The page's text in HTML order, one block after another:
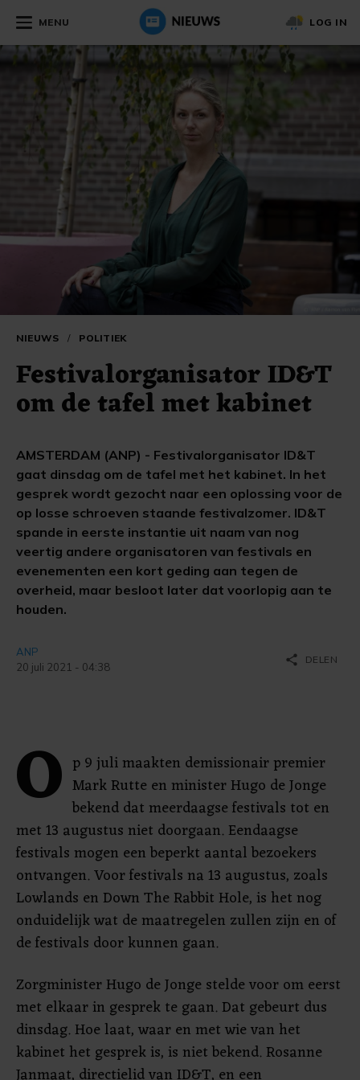
MENU LOG IN
NIEUWS / POLITIEK
Festivalorganisator ID&T
om de tafel met kabinet
AMSTERDAM (ANP) - Festivalorganisator ID&T
gaat dinsdag om de tafel met het kabinet. In het
gesprek wordt gezocht naar een oplossing voor de
op losse schroeven staande festivalzomer. ID&T
spande in eerste instantie uit naam van nog
veertig andere organisatoren van festivals en
evenementen een kort geding aan tegen de
overheid, maar besloot later dat voorlopig aan te
houden.
ANP
20 juli 2021 - 04:38
share DELEN
O p 9 juli maakten demissionair premier
Mark Rutte en minister Hugo de Jonge
bekend dat meerdaagse festivals tot en
met 13 augustus niet doorgaan. Eendaagse
festivals mogen een beperkt aantal bezoekers
ontvangen. Voor festivals na 13 augustus, zoals
Lowlands en Down The Rabbit Hole, is het nog
onduidelijk wat de maatregelen zullen zijn en of
de festivals door kunnen gaan.
Zorgminister Hugo de Jonge stelde voor om eerst
met elkaar in gesprek te gaan. Dat gebeurt dus
dinsdag. Hoe laat, waar en met wie van het
kabinet het gesprek is, is niet bekend. Rosanne